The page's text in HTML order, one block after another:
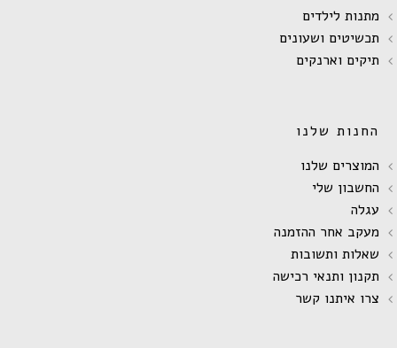
מתנות לילדים
תכשיטים ושעונים
תיקים וארנקים
החנות שלנו
המוצרים שלנו
החשבון שלי
עגלה
מעקב אחר ההזמנה
שאלות ותשובות
תקנון ותנאי רכישה
צרו איתנו קשר